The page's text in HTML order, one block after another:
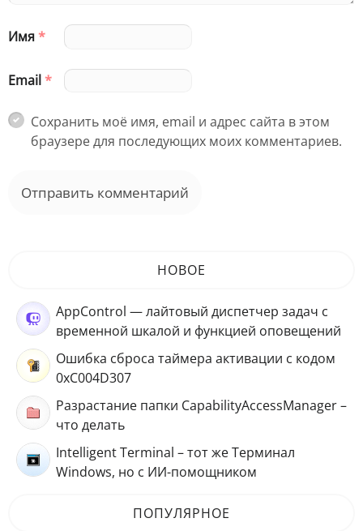
Имя*
Email*
Сохранить моё имя, email и адрес сайта в этом
браузере для последующих моих комментариев.
НОВОЕ
AppControl — лайтовый диспетчер задач с
временной шкалой и функцией оповещений
Ошибка сброса таймера активации с кодом
0xC004D307
Разрастание папки CapabilityAccessManager –
что делать
Intelligent Terminal – тот же Терминал
Windows, но с ИИ-помощником
ПОПУЛЯРНОЕ